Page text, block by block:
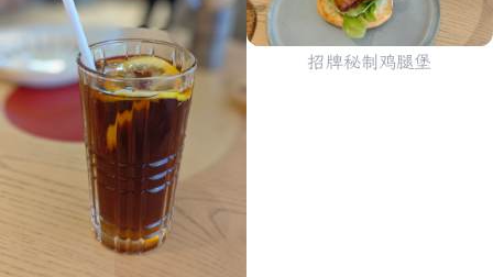
招牌秘制鸡腿堡